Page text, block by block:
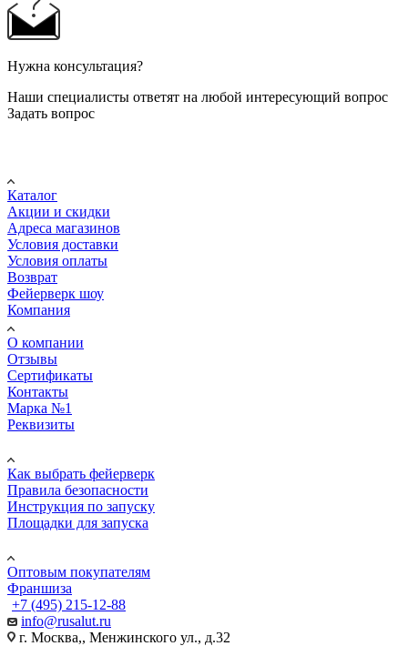
Нужна консультация?
Наши специалисты ответят на любой интересующий вопрос
Задать вопрос
Каталог
Акции и скидки
Адреса магазинов
Условия доставки
Условия оплаты
Возврат
Фейерверк шоу
Компания
О компании
Отзывы
Сертификаты
Контакты
Марка №1
Реквизиты
Как выбрать фейерверк
Правила безопасности
Инструкция по запуску
Площадки для запуска
Оптовым покупателям
Франшиза
+7 (495) 215-12-88
info@rusalut.ru
г. Москва,, Менжинского ул., д.32